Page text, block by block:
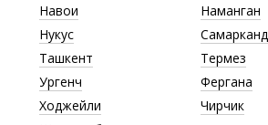
Навои
Наманган
Нукус
Самарканд
Ташкент
Термез
Ургенч
Фергана
Ходжейли
Чирчик